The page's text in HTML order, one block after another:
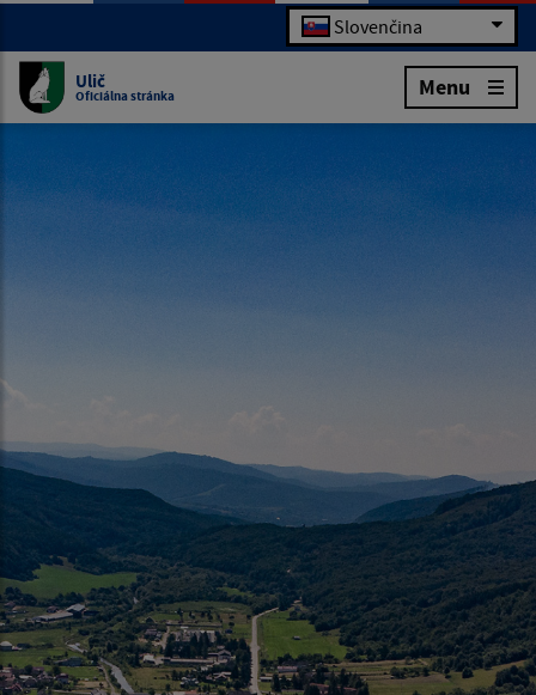
Slovenčina
Ulič
Oficiálna stránka Menu